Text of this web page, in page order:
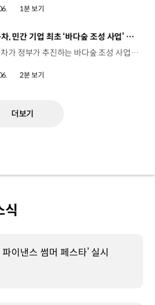
1분 보기
현대자동차, 민간 기업 최초 ‘바다숲 조성 사업’ 참여
현대자동차가 정부가 추진하는 바다숲 조성 사업에 민간 기업 최초로 참여해 기후변화 대응과 탄소 저감에 앞장섭니다. 현대차가 울산시, 한국수산자원공단과 ‘바다숲 조성사업 추진을 위한 MOU’를 체결했습니다. 바다숲은 연안 해역에 해조류가 숲을 이룬 것처럼 번성한 곳으로, 해양 생태계가 흡수하는 탄소인 블루카본을 확대할 수 있는 곳으로 인정받고 있는데요. 수산자원 증진 측면에서 탁월하다는 평가를 받으며 바다숲 1제곱킬로미터당 연간 약 337톤의 이산화탄소를 흡수하는 것으로 알려져 있습니다. 현대차는 이번 MOU에 따라 올해 상반기 바다숲 조성 사업에 착수해 2027년까지 울산 동구와 북구 2개 해역에 총 3.14㎢ 규모의 바다숲을 조성하게 됩니다. 또한, 총 20억 원을 투입한 바다숲 조성을 통해 확보된 탄소 크레딧 활용 방안을 모색하고 바다숲 블루카본 자원량 조사에도 참여할 계획입니다. 현대차는 지난해에도 ‘폐어망 자원순환 체계 구축 프로젝트’를 위한 협약을 체결하는 등 기후변화에 대응할 수 있는 다양한 활동을 진행해 왔는데요. 현대차는 재생에너지 전환을 위한 노력의 일환으로 성공적인 바다숲 조성에 최선을 다할 예정입니다.
2분 보기
더보기
식
이낸스 썸머 페스타’ 실시